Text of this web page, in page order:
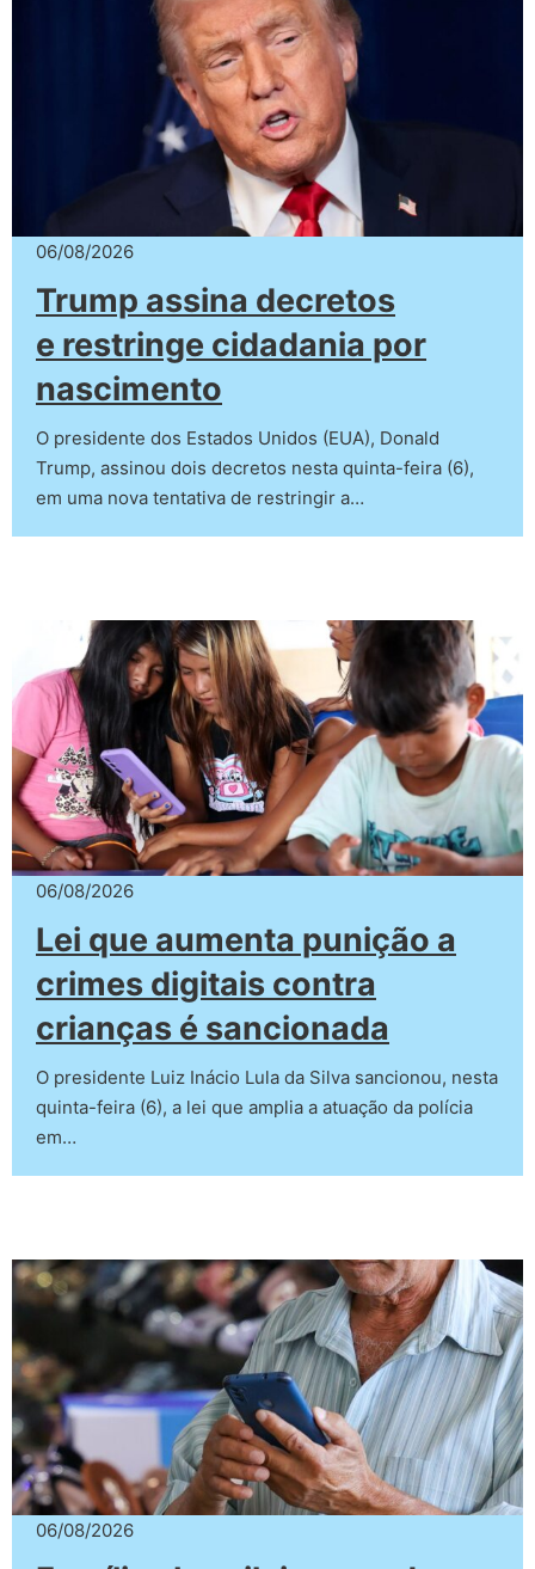
06/08/2026
Trump assina decretos
e restringe cidadania por
nascimento
O presidente dos Estados Unidos (EUA), Donald
Trump, assinou dois decretos nesta quinta-feira (6),
em uma nova tentativa de restringir a…
06/08/2026
Lei que aumenta punição a
crimes digitais contra
crianças é sancionada
O presidente Luiz Inácio Lula da Silva sancionou, nesta
quinta-feira (6), a lei que amplia a atuação da polícia
em…
06/08/2026